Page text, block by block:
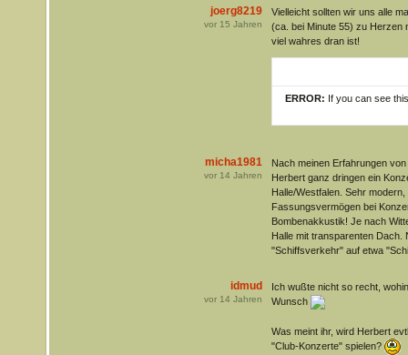
joerg8219
vor 15 Jahren
Vielleicht sollten wir uns alle
(ca. bei Minute 55) zu Herzen
viel wahres dran ist!
ERROR: If you can see
micha1981
vor 14 Jahren
Nach meinen Erfahrungen
Herbert ganz dringen ein
Halle/Westfalen. Sehr
Fassungsvermögen bei
Bombenakkustik! Je nach
Halle mit transparenten Dach.
"Schiffsverkehr" auf etwa
idmud
vor 14 Jahren
Ich wußte nicht so recht,
Wunsch
Was meint ihr, wird Herbert
"Club-Konzerte" spielen?